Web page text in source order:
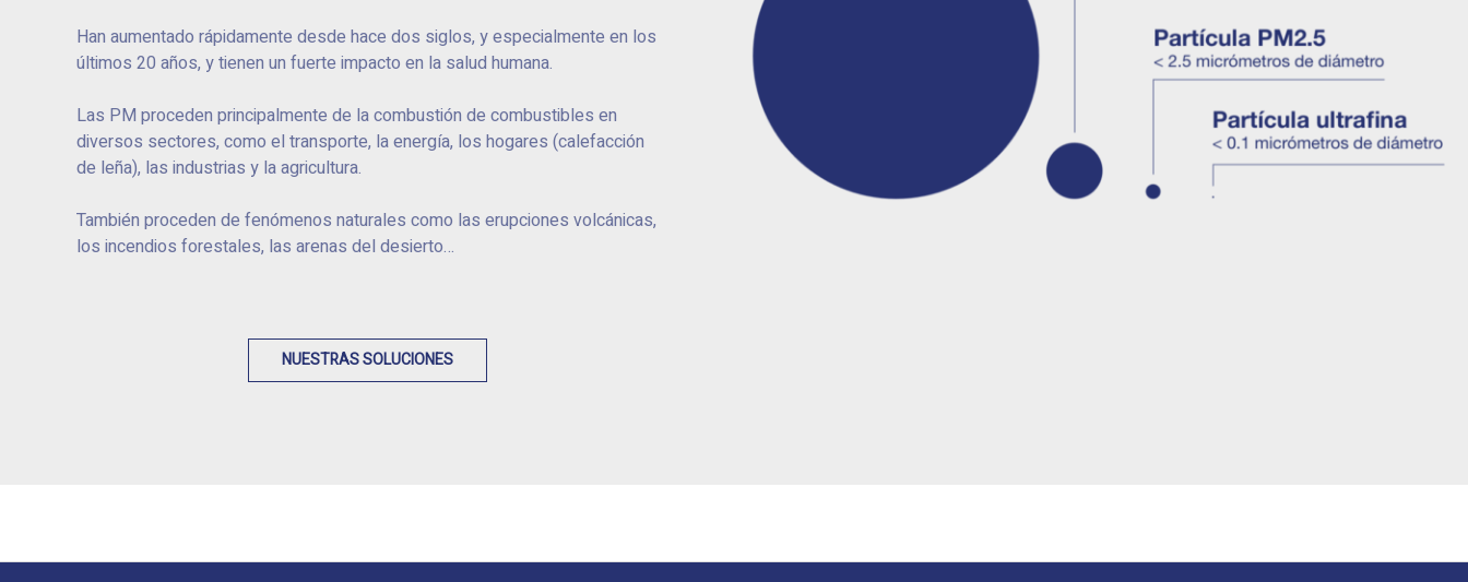
Han aumentado rápidamente desde hace dos siglos, y especialmente en los
últimos 20 años, y tienen un fuerte impacto en la salud humana.
Las PM proceden principalmente de la combustión de combustibles en
diversos sectores, como el transporte, la energía, los hogares (calefacción
de leña), las industrias y la agricultura.
También proceden de fenómenos naturales como las erupciones volcánicas,
los incendios forestales, las arenas del desierto…
NUESTRAS SOLUCIONES